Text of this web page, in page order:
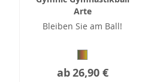
Arte
Bleiben Sie am Ball!
ab26,90 €